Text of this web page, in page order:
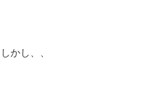
しかし、、